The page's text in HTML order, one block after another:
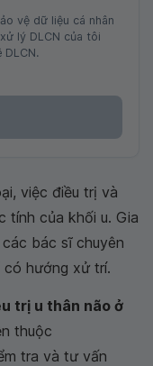
vệ dữ liệu cá nhân
lý DLCN của tôi
việc điều trị và
tính của khối u. Gia
bác sĩ chuyên
có hướng xử trí.
trị u thân não ở
thuộc
tra và tư vấn